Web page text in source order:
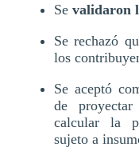
Se validaron
Se rechazó
los
Se aceptó
de
calcular la
sujeto a